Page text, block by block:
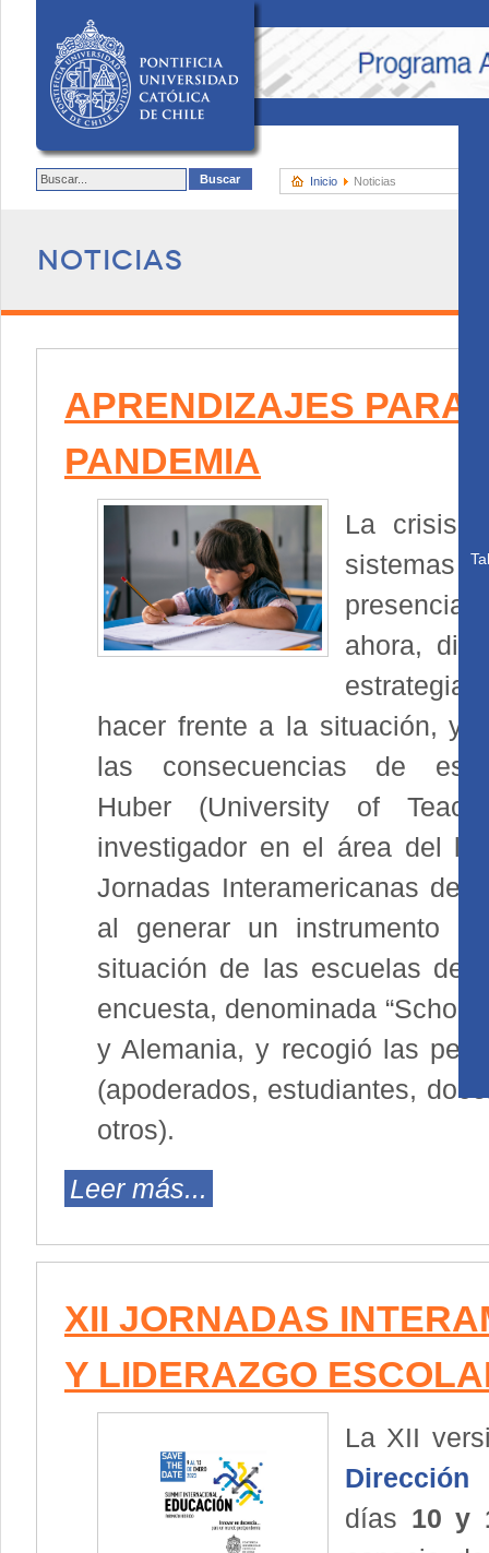
Inicio Noticias
Noticias
APRENDIZAJES PARA
PANDEMIA
La crisis
sistemas
presencial
ahora,
hacer frente a la situación, y
las consecuencias de
Huber (University of
investigador en el área del
Jornadas Interamericanas de
al generar un instrumento
situación de las escuelas
encuesta, denominada
y Alemania, y recogió las
(apoderados, estudiantes,
otros).
Leer más...
XII JORNADAS
Y LIDERAZGO
La XII
días 10 y